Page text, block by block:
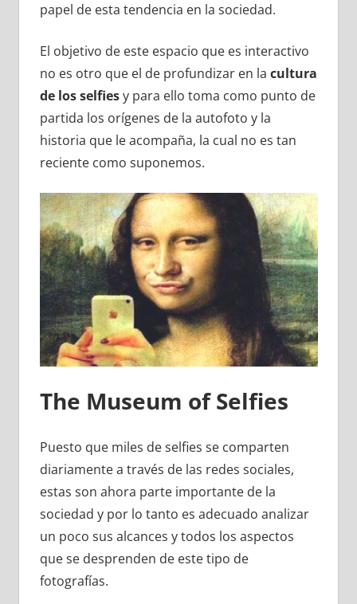
papel de esta tendencia en la sociedad.
El objetivo de este espacio que es interactivo
no es otro que el de profundizar en la cultura
de los selfiesy para ello toma como punto de
partida los orígenes de la autofoto y la
historia que le acompaña, la cual no es tan
reciente como suponemos.
The Museum of Selfies
Puesto que miles de selfies se comparten
diariamente a través de las redes sociales,
estas son ahora parte importante de la
sociedad y por lo tanto es adecuado analizar
un poco sus alcances y todos los aspectos
que se desprenden de este tipo de
fotografías.